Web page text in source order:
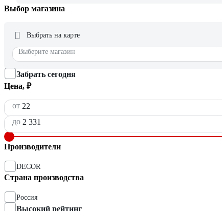
Выбор магазина
Выбрать на карте
Выберите магазин
Забрать сегодня
Цена, ₽
от
до
Производители
DECOR
Страна производства
Россия
Высокий рейтинг